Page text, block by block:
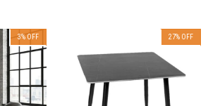
3% OFF 27% OFF